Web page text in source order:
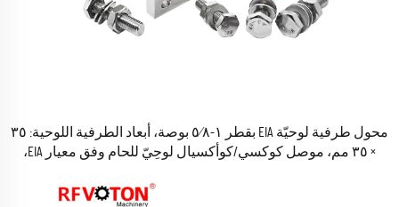
محول طرفية لوحيّة EIA بقطر ١-٥⁄٨ بوصة، أبعاد الطرفية اللوحية: ٣٥
× ٣٥ مم، موصل كوكسي/كوأكسيال لوحِيّ للحام وفق معيار EIA،